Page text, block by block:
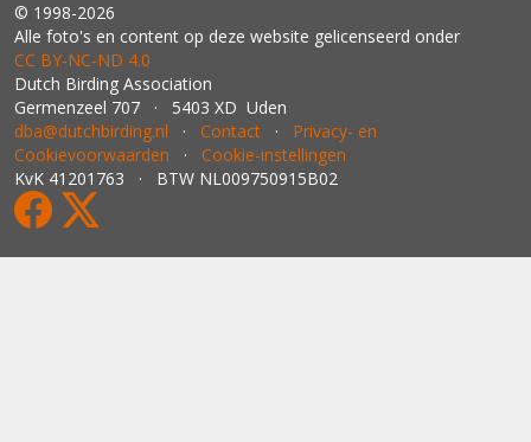
© 1998-2026
Alle foto's en content op deze website gelicenseerd onder
CC BY‑NC‑ND 4.0
Dutch Birding Association
Germenzeel 707 · 5403 XD Uden
dba@dutchbirding.nl · Contact · Privacy- en
Cookievoorwaarden · Cookie-instellingen
KvK 41201763 · BTW NL009750915B02